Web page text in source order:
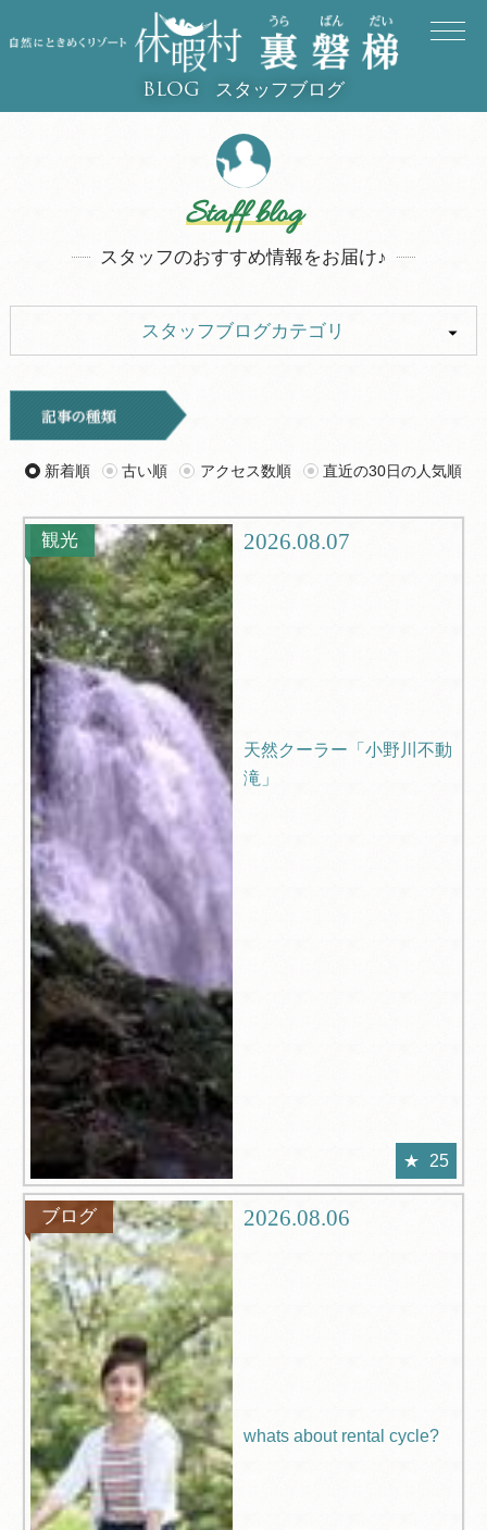
BLOG スタッフブログ
Staff blog
スタッフのおすすめ情報をお届け♪
スタッフブログカテゴリ
キャンプ
旅行記 ツアー
グルメ
ブログ
新着順 古い順 アクセス数順 直近の30日の人気順
観光 2026.08.07
天然クーラー「小野川不動
滝」
25
ブログ 2026.08.06
whats about rental cycle?